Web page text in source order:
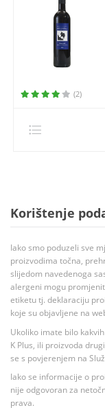
(2)
Korištenje
Iako smo poduzeli sve
proizvodima točna,
slijedom navedenoga
alergeni mogu
etiketu tj. deklaraciju
koje su objavljene na
Ukoliko imate bilo
K Plus, ili proizvoda
se s povjerenjem na
Iako se informacije o
nije odgovoran za
prava.